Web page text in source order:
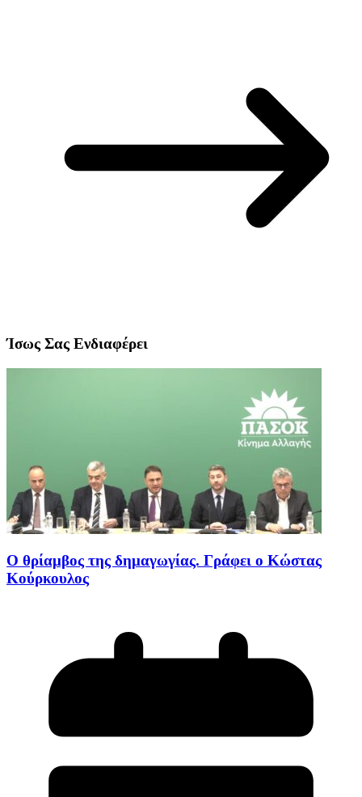
Ίσως Σας Ενδιαφέρει
Ο θρίαμβος της δημαγωγίας. Γράφει ο Κώστας
Κούρκουλος